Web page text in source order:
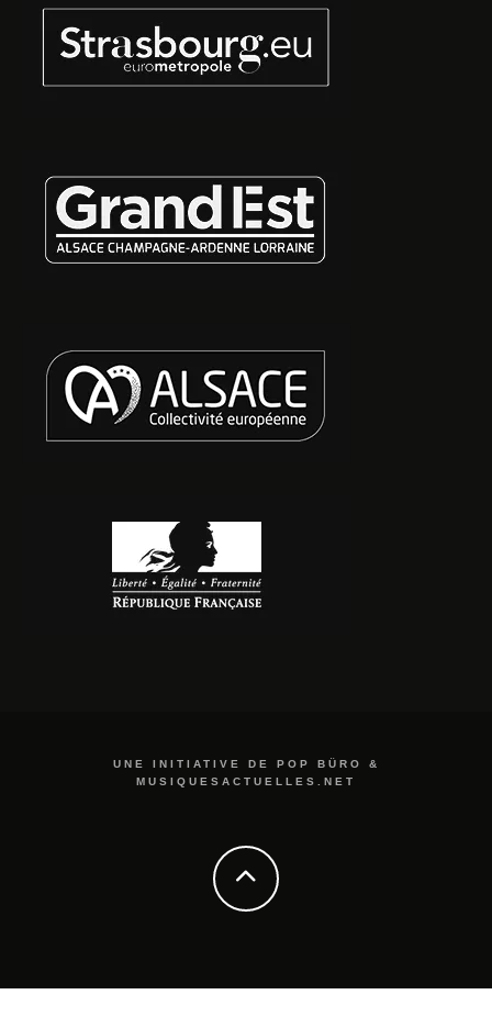
UNE INITIATIVE DE POP BÜRO &
MUSIQUESACTUELLES.NET